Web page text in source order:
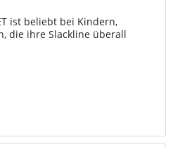
ist beliebt bei Kindern,
die ihre Slackline überall